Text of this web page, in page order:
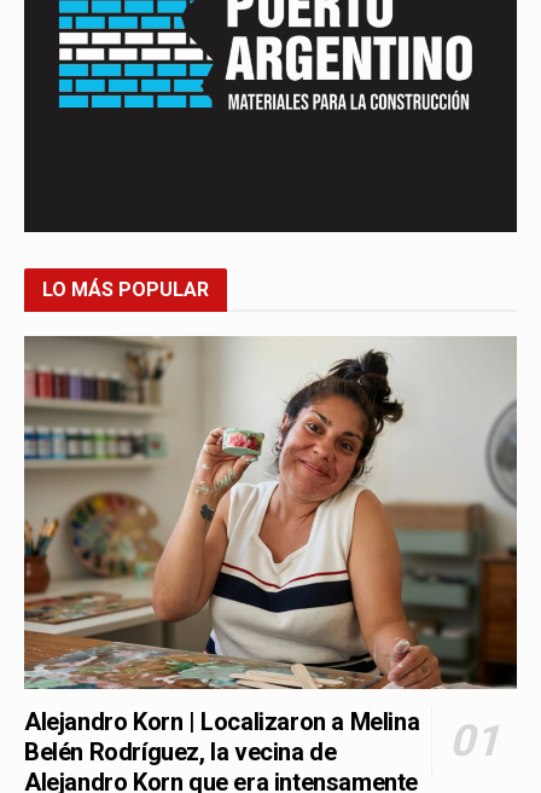
LO MÁS POPULAR
Alejandro Korn | Localizaron a Melina
Belén Rodríguez, la vecina de
Alejandro Korn que era intensamente